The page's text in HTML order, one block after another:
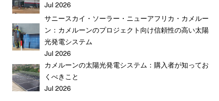
Jul 2026
サニースカイ・ソーラー・ニューアフリカ・カメルー
ン：カメルーンのプロジェクト向け信頼性の高い太陽
光発電システム
Jul 2026
カメルーンの太陽光発電システム：購入者が知ってお
くべきこと
Jul 2026